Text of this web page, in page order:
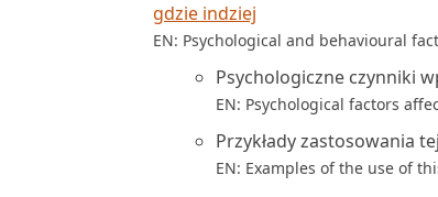
gdzie indziej
EN: Psychological and behavioural
Psychologiczne czynniki
EN: Psychological factors
Przykłady zastosowania
EN: Examples of the use of